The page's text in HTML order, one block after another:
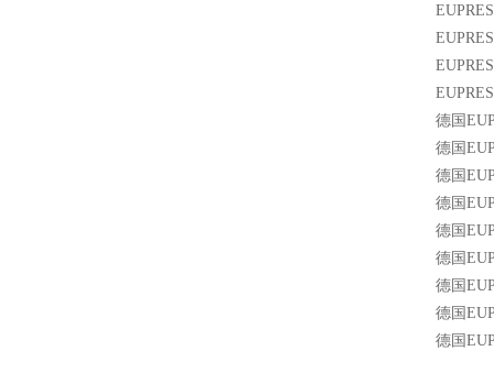
德国
德国
德国
德国
德国
德国
德国
德国
德国